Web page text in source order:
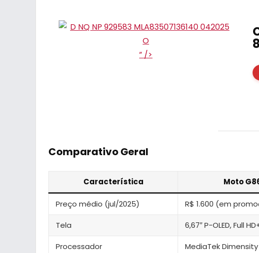
” />
Comparativo Geral
Característica Moto
Preço médio (jul/2025) R$ 1.600 (em
Tela 6,67″ P-OLED, Full
Processador MediaTek